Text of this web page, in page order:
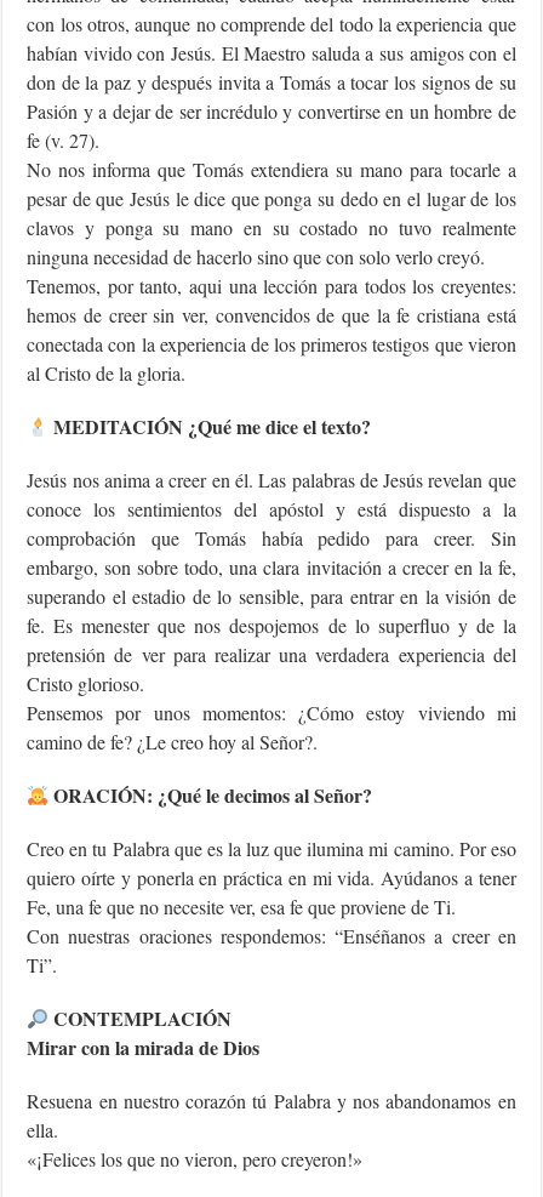
con los otros, aunque no comprende del todo la experiencia que
habían vivido con Jesús. El Maestro saluda a sus amigos con el
don de la paz y después invita a Tomás a tocar los signos de su
Pasión y a dejar de ser incrédulo y convertirse en un hombre de
fe (v. 27).
No nos informa que Tomás extendiera su mano para tocarle a
pesar de que Jesús le dice que ponga su dedo en el lugar de los
clavos y ponga su mano en su costado no tuvo realmente
ninguna necesidad de hacerlo sino que con solo verlo creyó.
Tenemos, por tanto, aqui una lección para todos los creyentes:
hemos de creer sin ver, convencidos de que la fe cristiana está
conectada con la experiencia de los primeros testigos que vieron
al Cristo de la gloria.
MEDITACIÓN ¿Qué me dice el texto?
Jesús nos anima a creer en él. Las palabras de Jesús revelan que
conoce los sentimientos del apóstol y está dispuesto a la
comprobación que Tomás había pedido para creer. Sin
embargo, son sobre todo, una clara invitación a crecer en la fe,
superando el estadio de lo sensible, para entrar en la visión de
fe. Es menester que nos despojemos de lo superfluo y de la
pretensión de ver para realizar una verdadera experiencia del
Cristo glorioso.
Pensemos por unos momentos: ¿Cómo estoy viviendo mi
camino de fe? ¿Le creo hoy al Señor?.
ORACIÓN: ¿Qué le decimos al Señor?
Creo en tu Palabra que es la luz que ilumina mi camino. Por eso
quiero oírte y ponerla en práctica en mi vida. Ayúdanos a tener
Fe, una fe que no necesite ver, esa fe que proviene de Ti.
Con nuestras oraciones respondemos: “Enséñanos a creer en
Ti”.
CONTEMPLACIÓN
Mirar con la mirada de Dios
Resuena en nuestro corazón tú Palabra y nos abandonamos en
ella.
«¡Felices los que no vieron, pero creyeron!»